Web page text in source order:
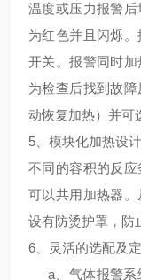
温度或压力报警
为红色并且闪烁
开关。报警同时
为检查后找到故
动恢复加热）并可
5、 模块化加热设计
不同的容积的反
可以共用加热器
设有防烫护罩，防
6、
灵活的选配及
a、气体报警系